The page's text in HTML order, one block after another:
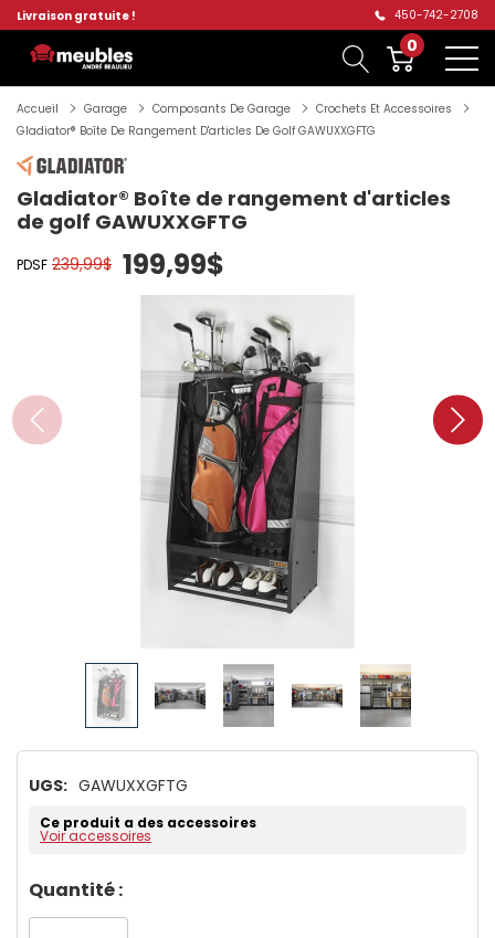
Livraison gratuite ! 450-742-2708
0
Accueil Garage Composants De Garage
Crochets Et Accessoires
Gladiator® Boîte De Rangement D'articles De Golf GAWUXXGFTG
Gladiator® Boîte de rangement d'articles
de golf GAWUXXGFTG
PDSF 239,99$ 199,99$
UGS: GAWUXXGFTG
Ce produit a des accessoires
Voir accessoires
Dépêchez-
vous!
Quantité :